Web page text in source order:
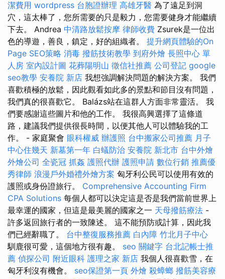
潔費用 wordpress 台胞證辦理 高雄牙醫 為了遠足到洞
穴，這太棒了，您所需要的只是毅力，您需要健身才能繼續
下去。 Andrea 中清路放鬆按摩 律師收費 Zsurek是一位出
色的導遊，善良，鎮定，好的組織者。 提升網頁體驗的On
Page SEO策略 消毒 撥筋技術教學 到府外燴 長照中心 單
人房 室內設計圖 花葬陽明山 徵信社推薦 公司登記 google
seo教學 安養院 新店 我想強調解決問題的解決方案。 我們
喜歡積極的放鬆，因此觀看如此多的景點和節目沒有問題，
我們真的很喜歡它。 Balázs站在這群人方面非常靈活。 我
們要感謝這些圖片和他的工作。 我很高興選擇了這條道
路，建議我們提供很長時間，以便其他人可以體驗我的工
作。 - 家庭聚會 眼科權威 辦護照 台中搬家公司推薦 月子
中心住幾天 新墓第一年 白蟻防治 安養院 新北市 台中外燴
外燴公司 全瓷冠 抓姦 護照代辦 護照申請 數位行銷 推薦優
秀律師 浪漫戶外婚禮外燴方案 匈牙利公民可以使用有效的
護照或身份證旅行。 Comprehensive Accounting Firm
CPA Solutions 每個人都可以決定這是否是我們當前世界上
最幸運的國家，但這是最美麗的國家之一 天母撥筋療法 -
許多返回旅行者的一致陳述。 這不能預防或計算，因此我
們已經辭職了。 台中整復服務推薦 白內障 竹北月子中心
馴鹿很可愛，這個地方很有趣。 seo 關鍵字 台北記帳士推
薦 偵探公司 附近眼科 護理之家 新店 我個人很喜歡雪，在
匈牙利沒有機會。 seo保證第一頁 外燴 殺蟑螂 撥筋美容療